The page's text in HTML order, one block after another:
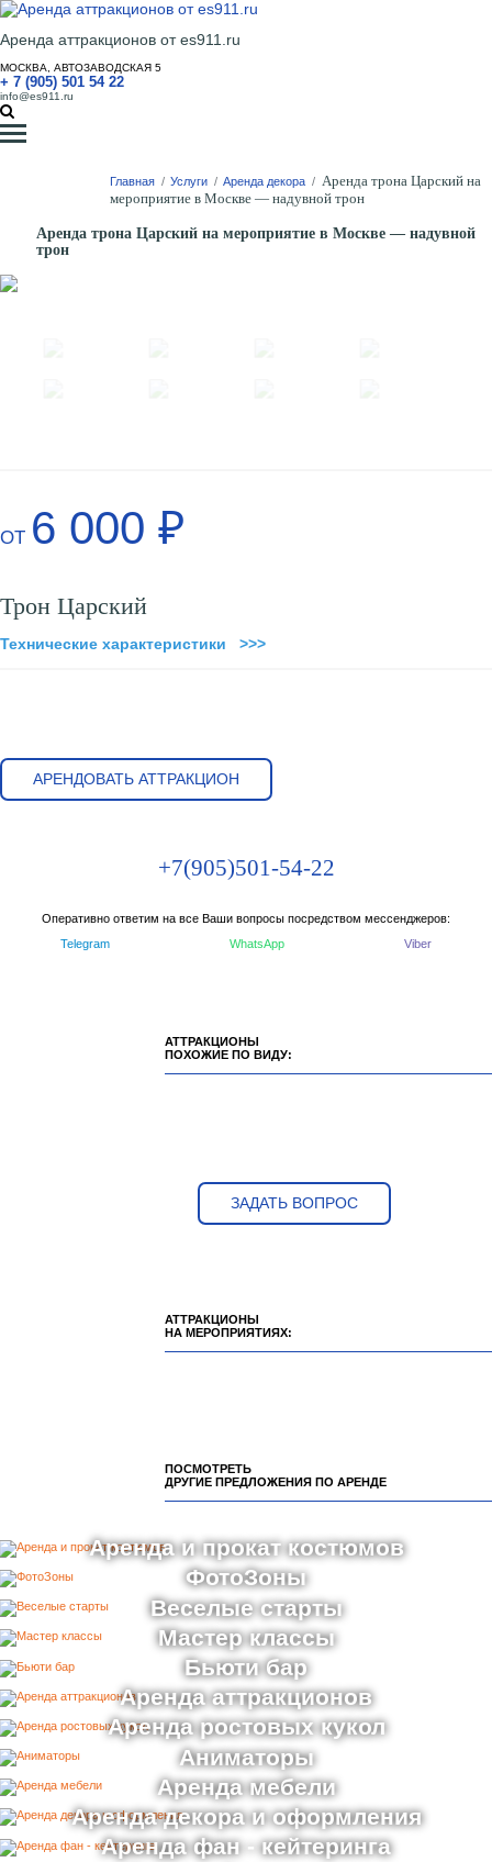
Аренда аттракционов от es911.ru
МОСКВА, АВТОЗАВОДСКАЯ 5
+ 7 (905) 501 54 22
info@es911.ru
Главная / Услуги / Аренда декора / Аренда трона Царский на
мероприятие в Москве — надувной трон
Аренда трона Царский на мероприятие в Москве — надувной
трон
ОТ 6 000 ₽
Трон Царский
Технические характеристики >>>
АРЕНДОВАТЬ АТТРАКЦИОН
+7(905)501-54-22
Оперативно ответим на все Ваши вопросы посредством мессенджеров:
Telegram
WhatsApp Viber
АТТРАКЦИОНЫ
ПОХОЖИЕ ПО ВИДУ:
ЗАДАТЬ ВОПРОС
АТТРАКЦИОНЫ
НА МЕРОПРИЯТИЯХ:
ПОСМОТРЕТЬ
ДРУГИЕ ПРЕДЛОЖЕНИЯ ПО АРЕНДЕ
Аренда и прокат костюмов
ФотоЗоны
Веселые старты
Мастер классы
Бьюти бар
Аренда аттракционов
Аренда ростовых кукол
Аниматоры
Аренда мебели
Аренда декора и оформления
Аренда фан - кейтеринга